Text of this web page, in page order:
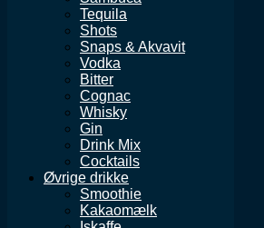
Tequila
Shots
Snaps & Akvavit
Vodka
Bitter
Cognac
Whisky
Gin
Drink Mix
Cocktails
Øvrige drikke
Smoothie
Kakaomælk